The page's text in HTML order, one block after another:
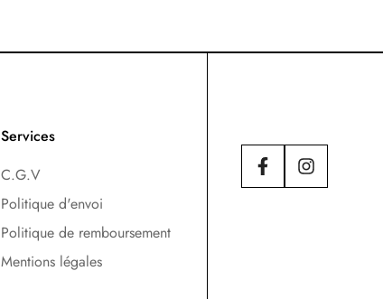
Services
C.G.V
Politique d'envoi
Politique de remboursement
Mentions légales